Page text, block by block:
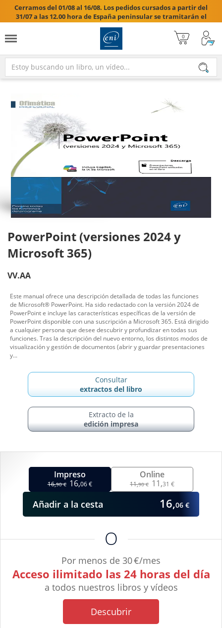
Cerramos del 01/08 al 16/08. Los pedidos cursados a partir del
31/07 a las 12.00 hora de España peninsular se tramitarán el
17/08/2026.

PowerPoint (versiones 2024 y
Microsoft 365)
VV.AA
Impreso
16,90 € 16,06 €
O
Por menos de 30 €/mes
Acceso ilimitado las 24 horas del día
a todos nuestros libros y vídeos
Descubrir
Online
11,90 € 11,31 €
Añadir a la cesta 16,06 €
Este manual ofrece una descripción detallada de todas las funciones
de Microsoft® PowerPoint. Ha sido redactado con la versión 2024 de
PowerPoint e incluye las características específicas de la versión de
PowerPoint disponible con una suscripción a Microsoft 365. Está dirigido
a cualquier persona que desee descubrir y profundizar en todas sus
funciones. Tras la descripción del nuevo entorno, los distintos modos de
visualización y gestión de documentos (abrir y guardar presentaciones
y...
Consultar
extractos del libro
Extracto de la
edición impresa